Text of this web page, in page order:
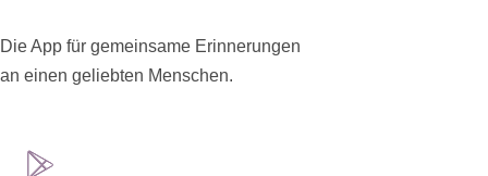
Die App für gemeinsame Erinnerungen
an einen geliebten Menschen.